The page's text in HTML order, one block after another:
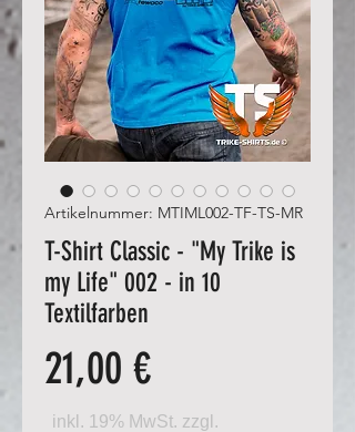
Artikelnummer: MTIML002-TF-TS-MR
T-Shirt Classic - "My Trike is
my Life" 002 - in 10
Textilfarben
21,00 €Preis